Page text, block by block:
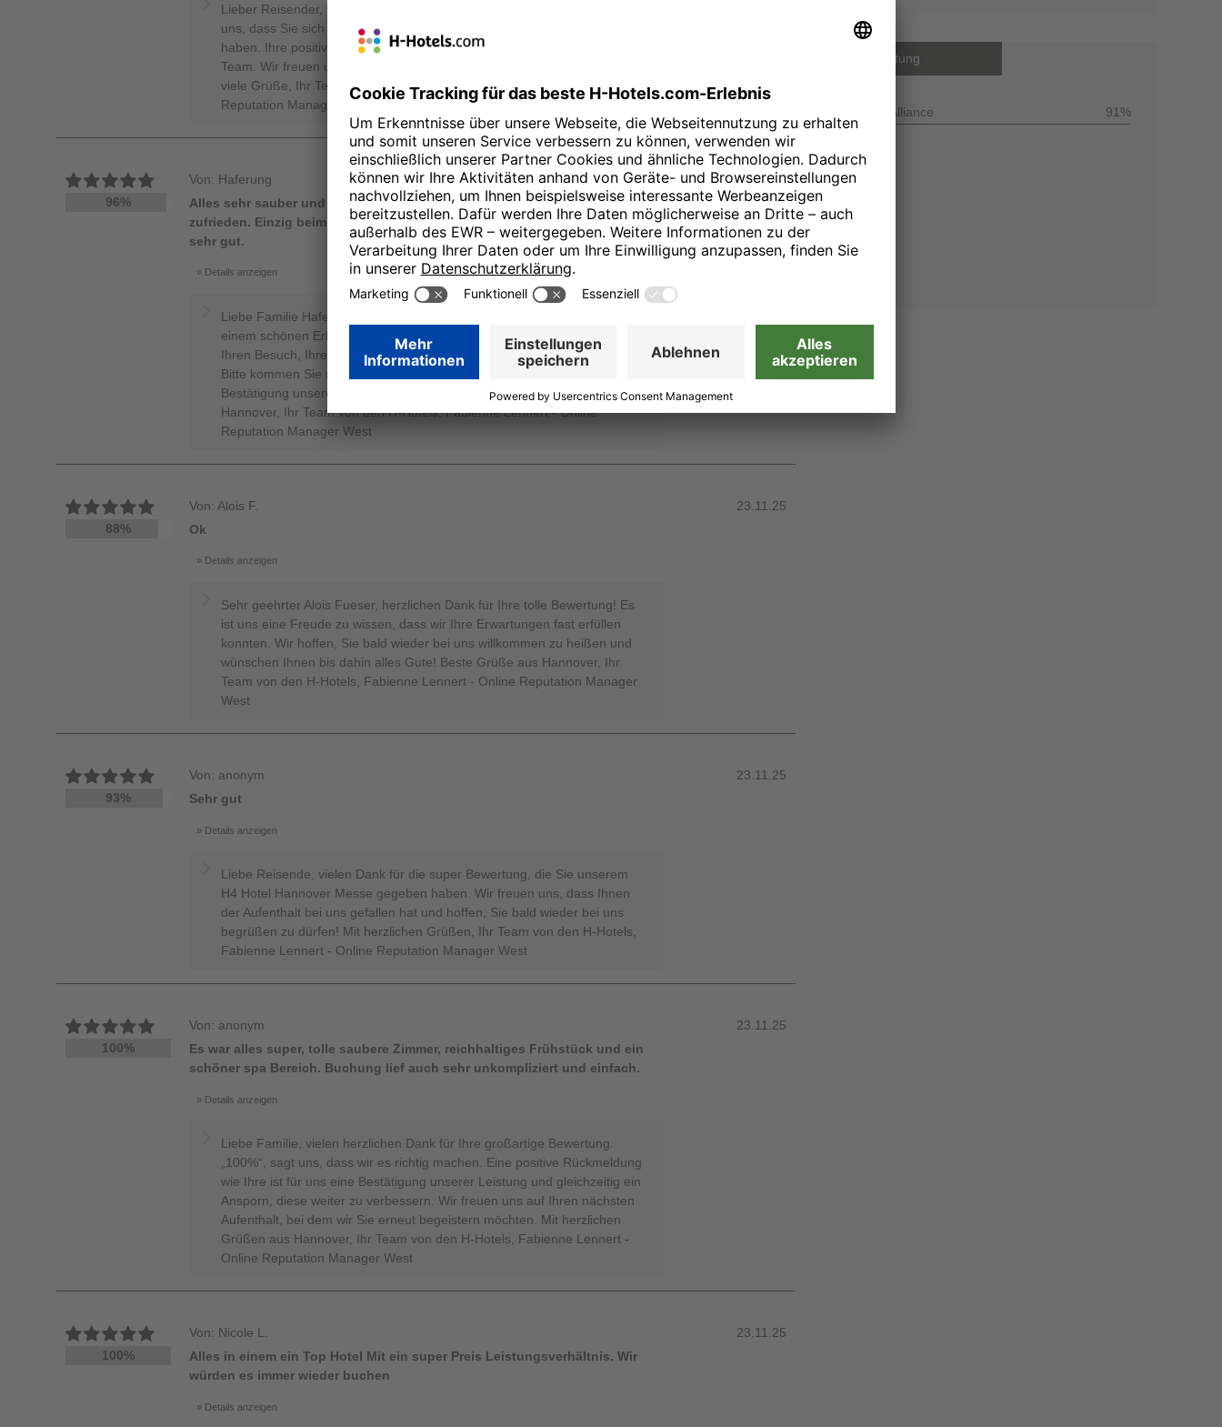
Lieber Reisender, vielen Dank für Ihre freundliche Rückmeldung! Es freut
uns, dass Sie sich in unserem H4 Hotel Hannover Messe wohlgefühlt
haben. Ihre positiven Worte sind eine wunderbare Bestätigung für unser
Team. Wir freuen uns schon auf Ihren nächsten Besuch! Alles Gute und
viele Grüße, Ihr Team von den H-Hotels, Fabienne Lennert - Online
Reputation Manager West
96%
Von: Haferung
Alles sehr sauber und ordentlich. Das Personal ist sehr nett und wir waren
zufrieden. Einzig beim Frühstück war es sehr voll. Sonst war das Frühstück
sehr gut.
Details anzeigen
Liebe Familie Haferung, wir freuen uns sehr, dass wir Ihren Aufenthalt zu
einem schönen Erlebnis machen konnten! Vielen herzlichen Dank für
Ihren Besuch, Ihre netten Komplimente und Ihre wundervolle Bewertung.
Bitte kommen Sie uns bald wieder besuchen, das wäre eine tolle
Bestätigung unserer Leistungen. Alles Gute und viele Grüße aus
Hannover, Ihr Team von den H-Hotels, Fabienne Lennert - Online
Reputation Manager West
23.11.25
88%
Von: Alois F.
Ok
Details anzeigen
Sehr geehrter Alois Fueser, herzlichen Dank für Ihre tolle Bewertung! Es
ist uns eine Freude zu wissen, dass wir Ihre Erwartungen fast erfüllen
konnten. Wir hoffen, Sie bald wieder bei uns willkommen zu heißen und
wünschen Ihnen bis dahin alles Gute! Beste Grüße aus Hannover, Ihr
Team von den H-Hotels, Fabienne Lennert - Online Reputation Manager
West
23.11.25
93%
Von: anonym
Sehr gut
Details anzeigen
Liebe Reisende, vielen Dank für die super Bewertung, die Sie unserem
H4 Hotel Hannover Messe gegeben haben. Wir freuen uns, dass Ihnen
der Aufenthalt bei uns gefallen hat und hoffen, Sie bald wieder bei uns
begrüßen zu dürfen! Mit herzlichen Grüßen, Ihr Team von den H-Hotels,
Fabienne Lennert - Online Reputation Manager West
23.11.25
100%
Von: anonym
Es war alles super, tolle saubere Zimmer, reichhaltiges Frühstück und ein
schöner spa Bereich. Buchung lief auch sehr unkompliziert und einfach.
Details anzeigen
Liebe Familie, vielen herzlichen Dank für Ihre großartige Bewertung.
„100%“, sagt uns, dass wir es richtig machen. Eine positive Rückmeldung
wie Ihre ist für uns eine Bestätigung unserer Leistung und gleichzeitig ein
Ansporn, diese weiter zu verbessern. Wir freuen uns auf Ihren nächsten
Aufenthalt, bei dem wir Sie erneut begeistern möchten. Mit herzlichen
Grüßen aus Hannover, Ihr Team von den H-Hotels, Fabienne Lennert -
Online Reputation Manager West
23.11.25
100%
Von: Nicole L.
Alles in einem ein Top Hotel Mit ein super Preis Leistungsverhältnis. Wir
würden es immer wieder buchen
Details anzeigen
23.11.25
Gesamtbewertung
Customer Alliance 91%